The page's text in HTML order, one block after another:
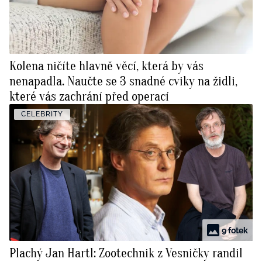
Kolena ničíte hlavně věcí, která by vás
nenapadla. Naučte se 3 snadné cviky na židli,
které vás zachrání před operací
CELEBRITY
9 fotek
Plachý Jan Hartl: Zootechnik z Vesničky randil